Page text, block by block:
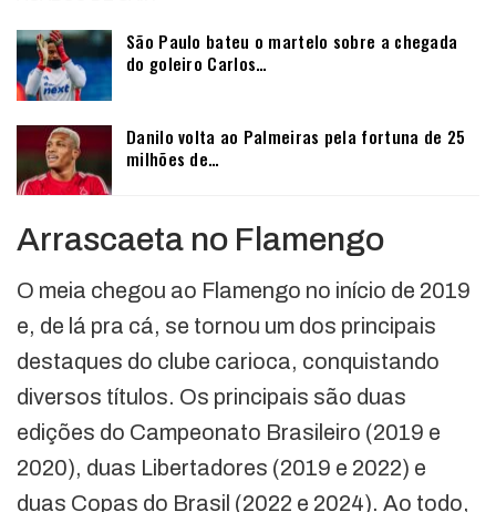
São Paulo bateu o martelo sobre a chegada
do goleiro Carlos…
Danilo volta ao Palmeiras pela fortuna de 25
milhões de…
Arrascaeta no Flamengo
O meia chegou ao Flamengo no início de 2019
e, de lá pra cá, se tornou um dos principais
destaques do clube carioca, conquistando
diversos títulos. Os principais são duas
edições do Campeonato Brasileiro (2019 e
2020), duas Libertadores (2019 e 2022) e
duas Copas do Brasil (2022 e 2024). Ao todo,